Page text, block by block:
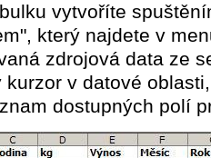
vytvoříte
který najdete v
zdrojová data ze
kurzor v datové
dostupných polí